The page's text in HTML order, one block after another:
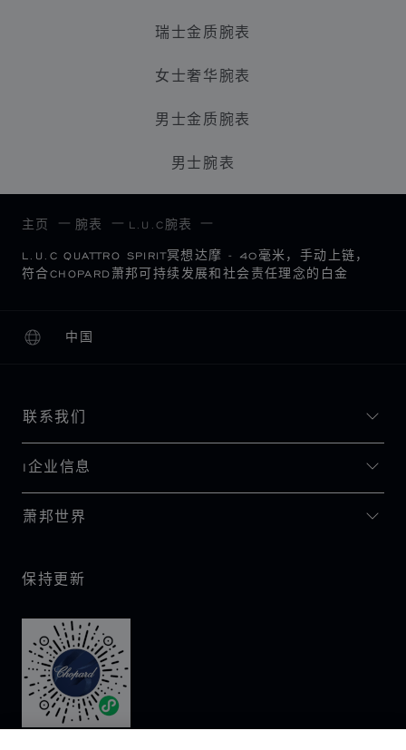
瑞士金质腕表
女士奢华腕表
男士金质腕表
男士腕表
主页 腕表 L.U.C腕表
L.U.C QUATTRO SPIRIT冥想达摩 - 40毫米，手动上链，
符合CHOPARD萧邦可持续发展和社会责任理念的白金
中国
本地化（更改国家/地区）
更改国家/地区
联系我们
I企业信息
萧邦世界
保持更新